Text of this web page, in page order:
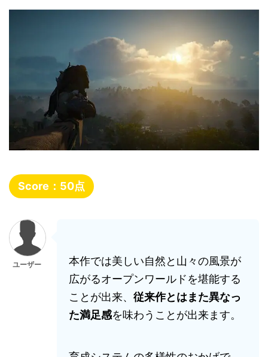
Score： 50点
ユーザー
本作では美しい自然と山々の風景が
広がるオープンワールドを堪能する
ことが出来、 従来作とはまた異なっ
た満足感を味わうことが出来ます。